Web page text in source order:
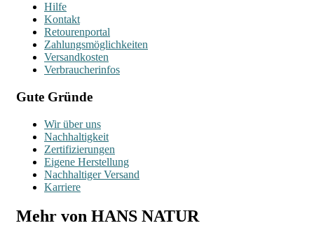
Hilfe
Kontakt
Retourenportal
Zahlungsmöglichkeiten
Versandkosten
Verbraucherinfos
Gute Gründe
Wir über uns
Nachhaltigkeit
Zertifizierungen
Eigene Herstellung
Nachhaltiger Versand
Karriere
Mehr von HANS NATUR